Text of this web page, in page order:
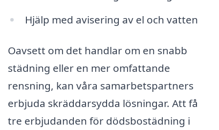
Hjälp med avisering av el och vatten
Oavsett om det handlar om en snabb
städning eller en mer omfattande
rensning, kan våra samarbetspartners
erbjuda skräddarsydda lösningar. Att få
tre erbjudanden för dödsbostädning i